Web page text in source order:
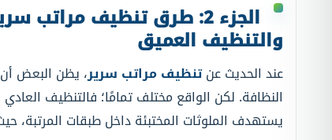
الجزء 2: طرق تنظيف مراتب
والتنظيف العميق
عند الحديث عنتنظيف مراتب سرير، يظن البعض
النظافة. لكن الواقع مختلف تمامًا؛ فالتنظيف
يستهدف الملوثات المختبئة داخل طبقات المرتبة،